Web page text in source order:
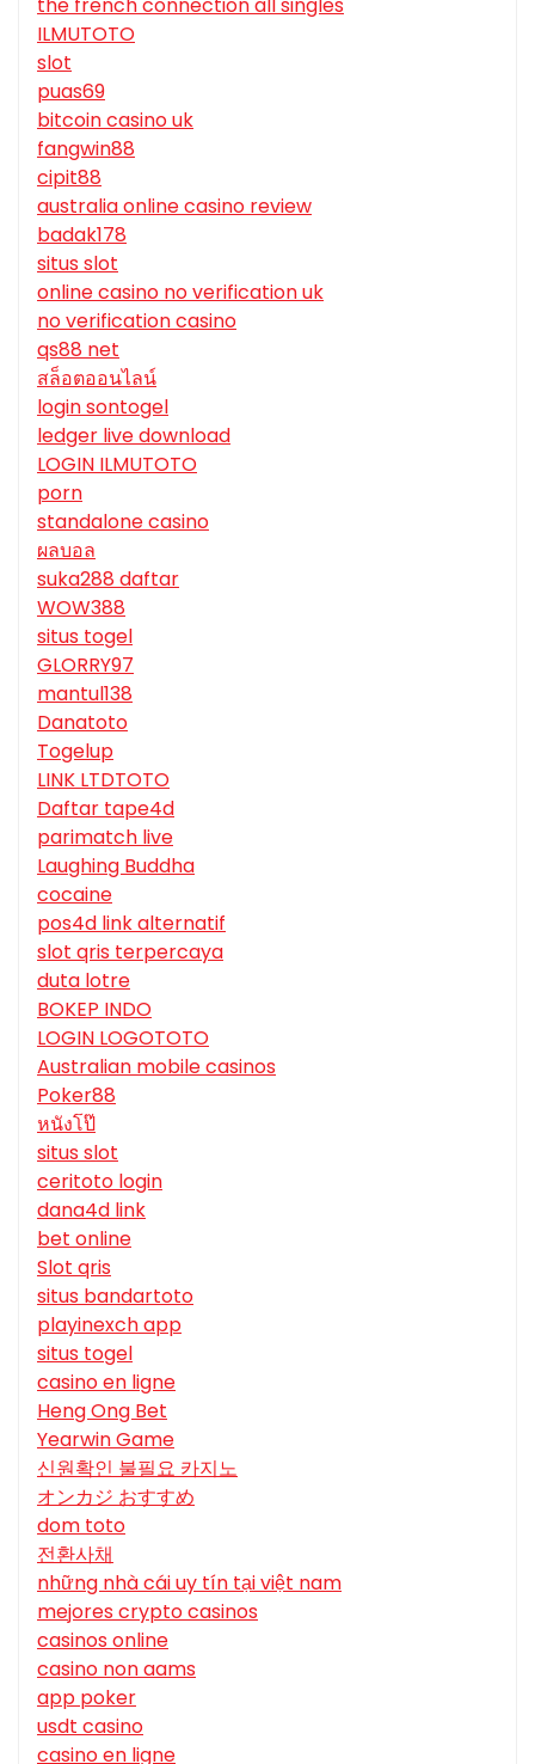
ILMUTOTO
slot
puas69
bitcoin casino uk
fangwin88
cipit88
australia online casino review
badak178
situs slot
online casino no verification uk
no verification casino
qs88 net
สล็อตออนไลน์
login sontogel
ledger live download
LOGIN ILMUTOTO
porn
standalone casino
ผลบอล
suka288 daftar
WOW388
situs togel
GLORRY97
mantul138
Danatoto
Togelup
LINK LTDTOTO
Daftar tape4d
parimatch live
Laughing Buddha
cocaine
pos4d link alternatif
slot qris terpercaya
duta lotre
BOKEP INDO
LOGIN LOGOTOTO
Australian mobile casinos
Poker88
หนังโป๊
situs slot
ceritoto login
dana4d link
bet online
Slot qris
situs bandartoto
playinexch app
situs togel
casino en ligne
Heng Ong Bet
Yearwin Game
신원확인 불필요 카지노
オンカジ おすすめ
dom toto
전환사채
những nhà cái uy tín tại việt nam
mejores crypto casinos
casinos online
casino non aams
app poker
usdt casino
casino en ligne